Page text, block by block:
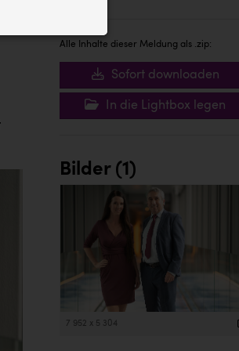
Alle Inhalte dieser Meldung als .zip:
Sofort downloaden
In die Lightbox legen
Bilder (1)
7 952 x 5 304
Website